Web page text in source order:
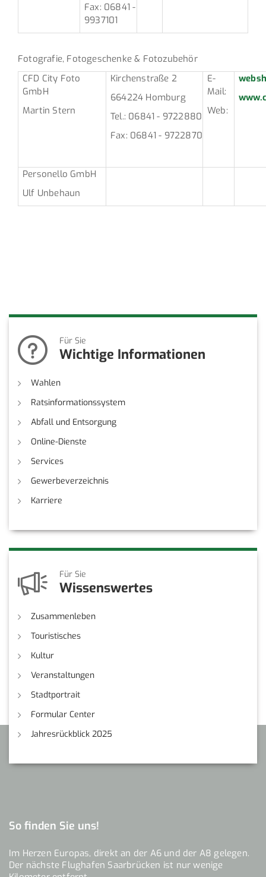
Fax: 06841 -
9937101
Fotografie, Fotogeschenke & Fotozubehör
CFD City Foto
GmbH
Martin Stern
Kirchenstraße 2
664224 Homburg
Tel.: 06841 - 9722880
Fax: 06841 - 9722870
E-
Mail:
Web:
Personello GmbH
Ulf Unbehaun
Für Sie
Wichtige Informationen
Wahlen
Ratsinformationssystem
Abfall und Entsorgung
Online-Dienste
Services
Gewerbeverzeichnis
Karriere
Für Sie
Wissenswertes
Zusammenleben
Touristisches
Kultur
Veranstaltungen
Stadtportrait
Formular Center
Jahresrückblick 2025
So finden Sie uns!
Im Herzen Europas, direkt an der A6 und der A8 gelegen.
Der nächste Flughafen Saarbrücken ist nur wenige